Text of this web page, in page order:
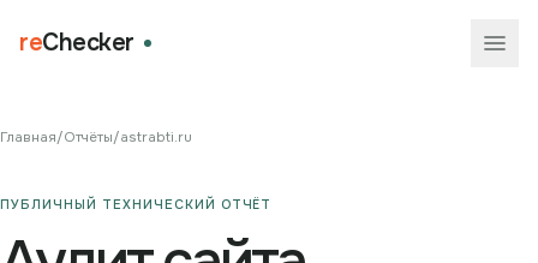
reChecker
Главная/Отчёты/astrabti.ru
ПУБЛИЧНЫЙ ТЕХНИЧЕСКИЙ ОТЧЁТ